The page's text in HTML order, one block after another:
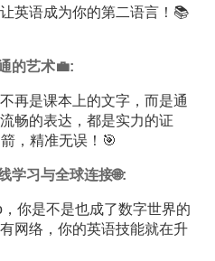
英语成为你的第二语言！📚
的艺术💼:
再是课本上的文字，而是通
畅的表达，都是实力的证
，精准无误！🎯
学习与全球连接🌐:
你是不是也成了数字世界的
网络，你的英语技能就在升